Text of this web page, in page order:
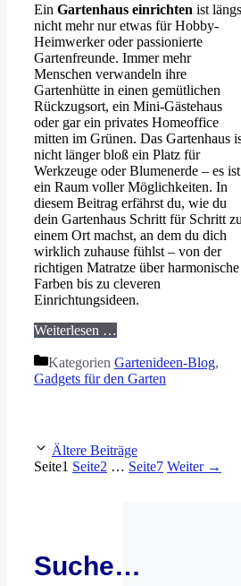
Ein Gartenhaus einrichten ist
nicht mehr nur etwas für Hobby-
Heimwerker oder passionierte
Gartenfreunde. Immer mehr
Menschen verwandeln ihre
Gartenhütte in einen gemütlichen
Rückzugsort, ein Mini-Gästehaus
oder gar ein privates Homeoffice
mitten im Grünen. Das Gartenhaus
nicht länger bloß ein Platz für
Werkzeuge oder Blumenerde – es ist
ein Raum voller Möglichkeiten. In
diesem Beitrag erfährst du, wie du
dein Gartenhaus Schritt für Schritt zu
einem Ort machst, an dem du dich
wirklich zuhause fühlst – von der
richtigen Matratze über harmonische
Farben bis zu cleveren
Einrichtungsideen.
Weiterlesen …
Kategorien Gartenideen-Blog,
Gadgets für den Garten
Ältere Beiträge
Seite1 Seite2 … Seite7 Weiter →
Suche…